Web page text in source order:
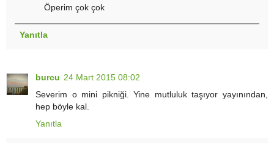
Öperim çok çok
Yanıtla
burcu 24 Mart 2015 08:02
Severim o mini pikniği. Yine mutluluk taşıyor yayınından,
hep böyle kal.
Yanıtla